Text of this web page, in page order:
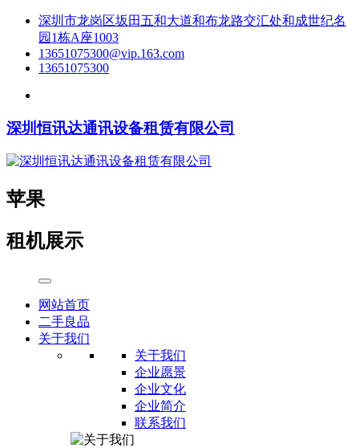
深圳市龙岗区坂田五和大道和布龙路交汇处和成世纪名
园1栋A座1003
13651075300@vip.163.com
13651075300
深圳恒讯达通讯设备租赁有限公司
苹果
租机展示
网站首页
二手良品
关于我们
关于我们
企业愿景
企业文化
企业简介
联系我们